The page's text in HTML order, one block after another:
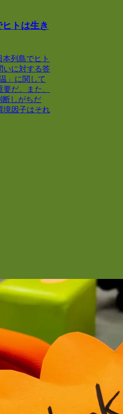
トは生き
列島でヒト
いに対する答
」に関して
だ。また、
断しがちだ
境因子はそれ